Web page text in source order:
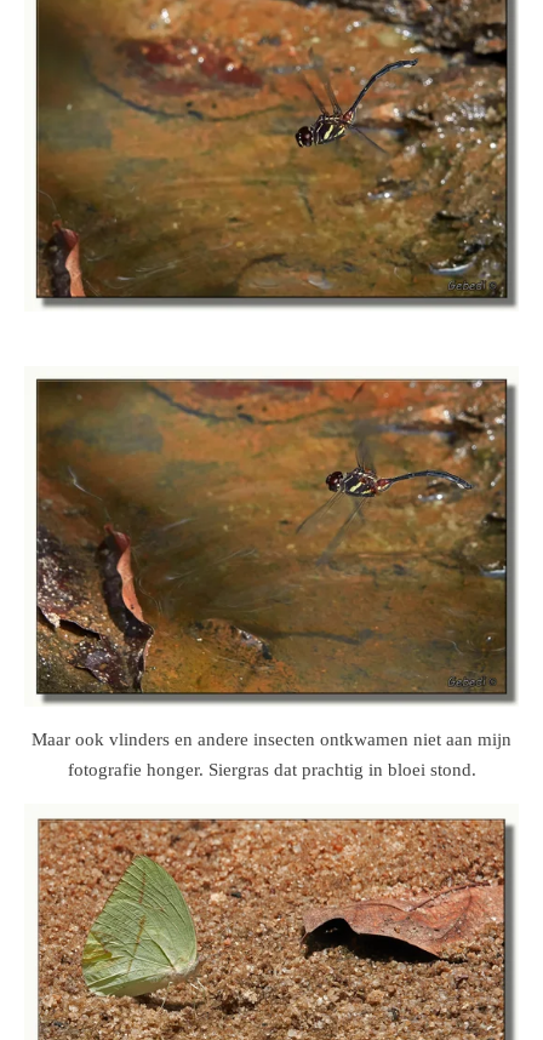
Maar ook vlinders en andere insecten ontkwamen niet aan mijn
fotografie honger. Siergras dat prachtig in bloei stond.